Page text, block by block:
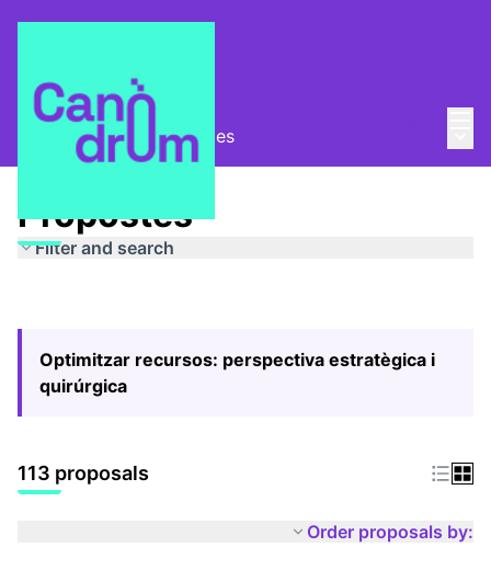
Pla Estratègic Propostes
Propostes
Filter and search
Optimitzar recursos: perspectiva estratègica i
quirúrgica
113 proposals
Order proposals by: